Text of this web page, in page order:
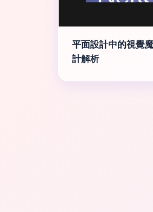
平面設計中的視覺
計解析